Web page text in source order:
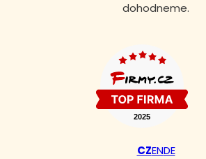
dohodneme.
CZENDE